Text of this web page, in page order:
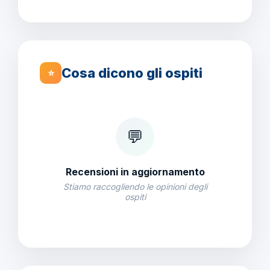
⭐ Cosa dicono gli ospiti
💬
Recensioni in aggiornamento
Stiamo raccogliendo le opinioni degli
ospiti